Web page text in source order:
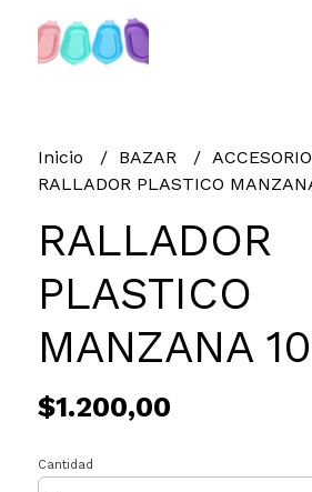
Inicio BAZAR
RALLADOR PLASTICO
RALLADOR
PLASTICO
MANZANA
$1.200,00
Cantidad